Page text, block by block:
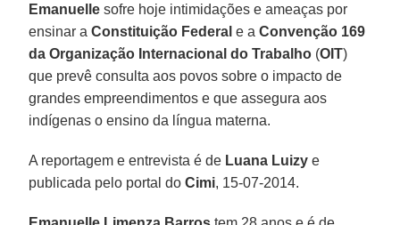
Emanuelle sofre hoje intimidações e ameaças por
ensinar aConstituição Federal e aConvenção 169
da Organização Internacional do Trabalho (OIT)
que prevê consulta aos povos sobre o impacto de
grandes empreendimentos e que assegura aos
indígenas o ensino da língua materna.
A reportagem e entrevista é de Luana Luizy e
publicada pelo portal doCimi, 15-07-2014.